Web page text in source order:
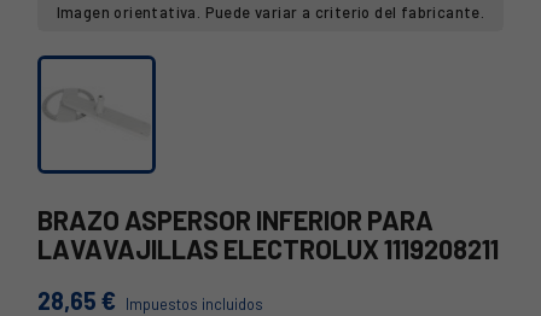
Imagen orientativa. Puede variar a criterio del fabricante.
BRAZO ASPERSOR INFERIOR PARA
LAVAVAJILLAS ELECTROLUX 1119208211
28,65 € Impuestos incluidos